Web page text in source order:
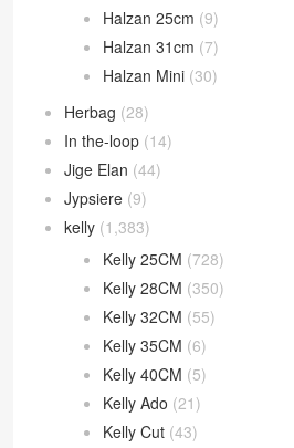
Halzan 25cm (9)
Halzan 31cm (7)
Halzan Mini (30)
Herbag (28)
In the-loop (14)
Jige Elan (44)
Jypsiere (9)
kelly (1,383)
Kelly 25CM (728)
Kelly 28CM (350)
Kelly 32CM (55)
Kelly 35CM (6)
Kelly 40CM (5)
Kelly Ado (21)
Kelly Cut (43)